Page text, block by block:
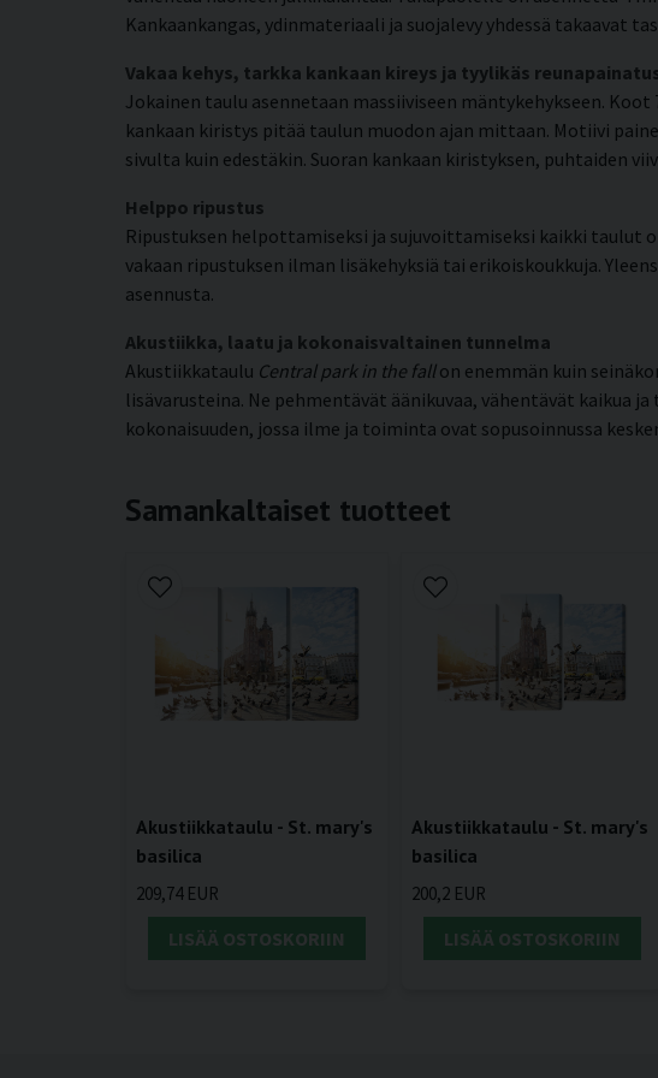
Kankaankangas, ydinmateriaali ja suojalevy yhdessä takaavat
Vakaa kehys, tarkka kankaan kireys ja tyylikäs
Jokainen taulu asennetaan massiiviseen mäntykehykseen. Koot
kankaan kiristys pitää taulun muodon ajan mittaan. Motiivi
sivulta kuin edestäkin. Suoran kankaan kiristyksen, puhtaiden
Helppo ripustus
Ripustuksen helpottamiseksi ja sujuvoittamiseksi kaikki taulut
vakaan ripustuksen ilman lisäkehyksiä tai erikoiskoukkuja.
asennusta.
Akustiikka, laatu ja kokonaisvaltainen tunnelma
Akustiikkataulu Central park in the fallon enemmän kuin
lisävarusteina. Ne pehmentävät äänikuvaa, vähentävät kaikua
kokonaisuuden, jossa ilme ja toiminta ovat sopusoinnussa
Samankaltaiset tuotteet
Akustiikkataulu - St. mary's
basilica
209,74 EUR
LISÄÄ OSTOSKORIIN
Akustiikkataulu - St. mary's
basilica
200,2 EUR
LISÄÄ OSTOSKORIIN